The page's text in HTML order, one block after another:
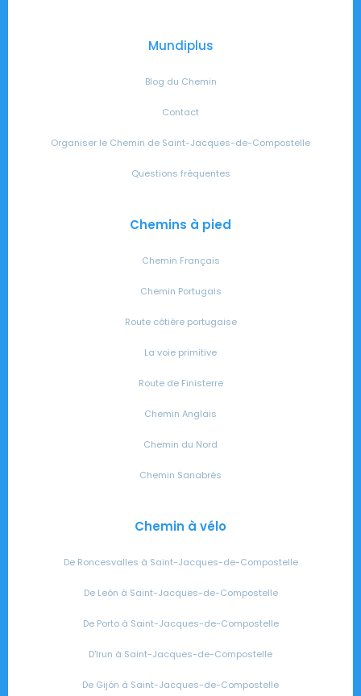
Mundiplus
Blog du Chemin
Contact
Organiser le Chemin de Saint-Jacques-de-Compostelle
Questions fréquentes
Chemins à pied
Chemin Français
Chemin Portugais
Route côtière portugaise
La voie primitive
Route de Finisterre
Chemin Anglais
Chemin du Nord
Chemin Sanabrés
Chemin à vélo
De Roncesvalles à Saint-Jacques-de-Compostelle
De León à Saint-Jacques-de-Compostelle
De Porto à Saint-Jacques-de-Compostelle
D'Irun à Saint-Jacques-de-Compostelle
De Gijón à Saint-Jacques-de-Compostelle